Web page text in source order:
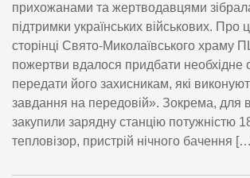
прихожанами та жертводавцями
підтримки українських військових. Про
сторінці Свято-Миколаївського храму
пожертви вдалося придбати необхідне
передати його захисникам, які
завдання на передовій». Зокрема, для
закупили зарядну станцію потужністю
тепловізор, пристрій нічного бачення